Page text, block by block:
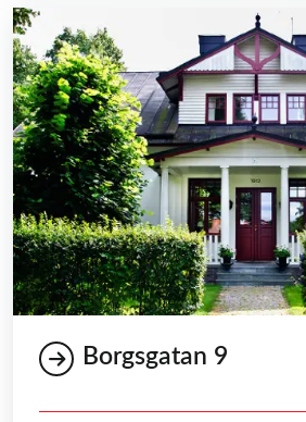
Borgsgatan 9